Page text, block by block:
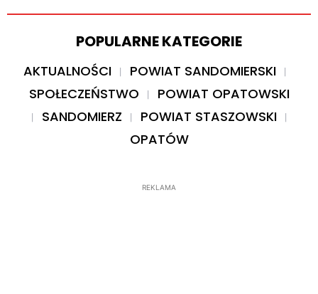
POPULARNE KATEGORIE
AKTUALNOŚCI
POWIAT SANDOMIERSKI
SPOŁECZEŃSTWO
POWIAT OPATOWSKI
SANDOMIERZ
POWIAT STASZOWSKI
OPATÓW
REKLAMA